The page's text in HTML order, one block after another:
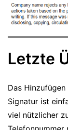
Letzte
Das
Signatur ist
viel nützlicher